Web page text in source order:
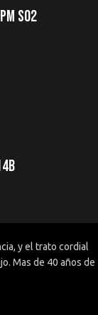
SO2
y el trato cordial
Mas de 40 años de